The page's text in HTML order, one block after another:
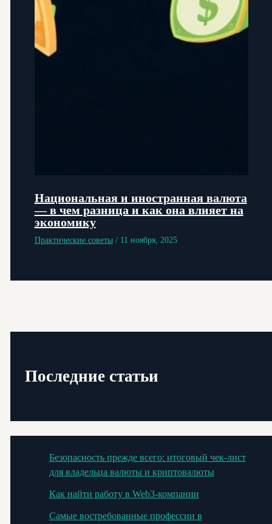
Последние статьи
Безопасность прежде всего: итоговый чек-лист
для владельца валюты и криптовалюты
Как найти работу в Web3-компании
Самые востребованные профессии в
Национальная и иностранная валюта
— в чем разница и как она влияет на
экономику
Практические советы/ 11 ноября, 2025